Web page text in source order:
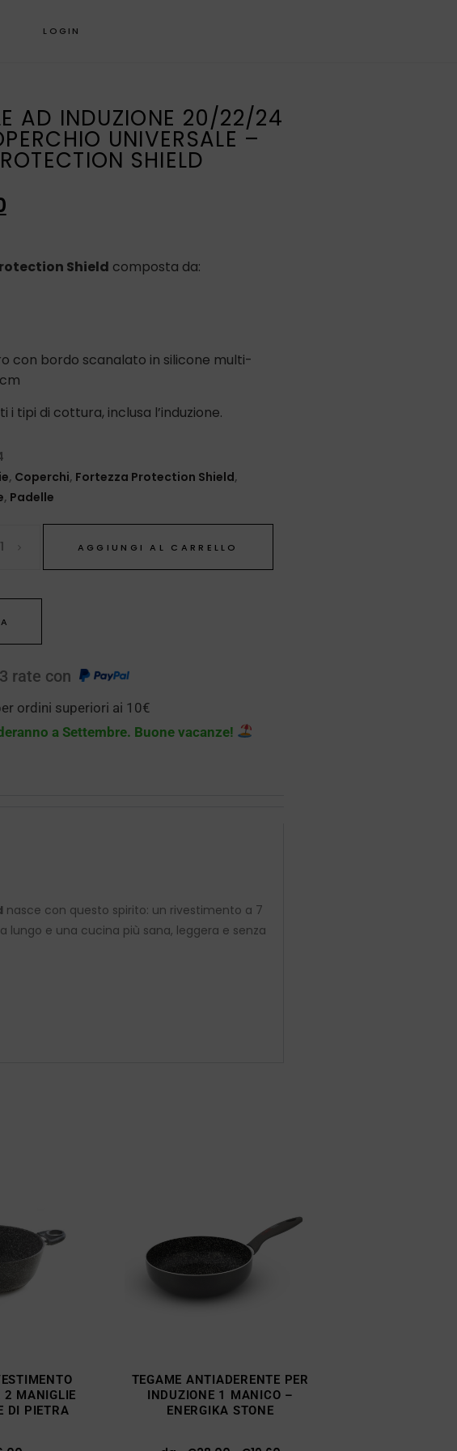
LOGIN
AD INDUZIONE 20/22/24
UNIVERSALE –
SHIELD
Shield composta da:
con bordo scanalato in silicone multi-
tipi di cottura, inclusa l’induzione.
, Coperchi, Fortezza Protection Shield,
, Padelle
AGGIUNGI AL CARRELLO
rate con
ordini superiori ai 10€
a Settembre. Buone vacanze!
nasce con questo spirito: un rivestimento a 7
e una cucina più sana, leggera e senza
2 MANIGLIE
DI PIETRA
TEGAME ANTIADERENTE PER
INDUZIONE 1 MANICO –
ENERGIKA STONE